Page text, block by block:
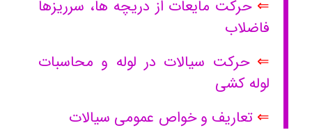
⇐حرکت مایعات از دریچه ها، سرریزها
فاضلاب
⇐حرکت سیالات در لوله و محاسبات
لوله کشی
⇐ تعاریف و خواص عمومی سیالات